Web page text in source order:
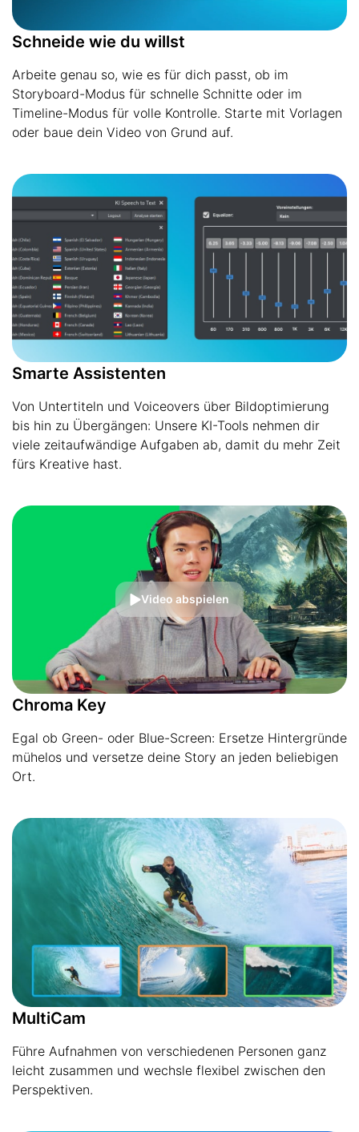
Schneide wie du willst
Arbeite genau so, wie es für dich passt, ob im
Storyboard-Modus für schnelle Schnitte oder im
Timeline-Modus für volle Kontrolle. Starte mit Vorlagen
oder baue dein Video von Grund auf.
Smarte Assistenten
Von Untertiteln und Voiceovers über Bildoptimierung
bis hin zu Übergängen: Unsere KI-Tools nehmen dir
viele zeitaufwändige Aufgaben ab, damit du mehr Zeit
fürs Kreative hast.
Video abspielen
Chroma Key
Egal ob Green- oder Blue-Screen: Ersetze Hintergründe
mühelos und versetze deine Story an jeden beliebigen
Ort.
MultiCam
Führe Aufnahmen von verschiedenen Personen ganz
leicht zusammen und wechsle flexibel zwischen den
Perspektiven.